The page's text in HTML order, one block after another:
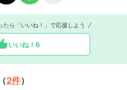
ら「いいね！」で応援しよう
いいね！ 6
2件）